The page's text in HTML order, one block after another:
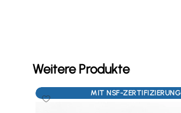
Weitere Produkte
MIT NSF-ZERTIFIZIERUNG